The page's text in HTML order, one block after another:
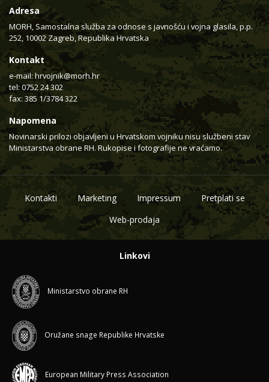
Adresa
MORH, Samostalna služba za odnose s javnošću i vojna glasila, p.p.
252, 10002 Zagreb, Republika Hrvatska
Kontakt
e-mail: hrvojnik@morh.hr
tel: 0752 24 302
fax: 385 1/3784 322
Napomena
Novinarski prilozi objavljeni u Hrvatskom vojniku nisu službeni stav
Ministarstva obrane RH. Rukopise i fotografije ne vraćamo.
Kontakti Marketing Impressum
Pretplati se
Web-prodaja
Linkovi
Ministarstvo obrane RH
Oružane snage Republike Hrvatske
European Military Press Association